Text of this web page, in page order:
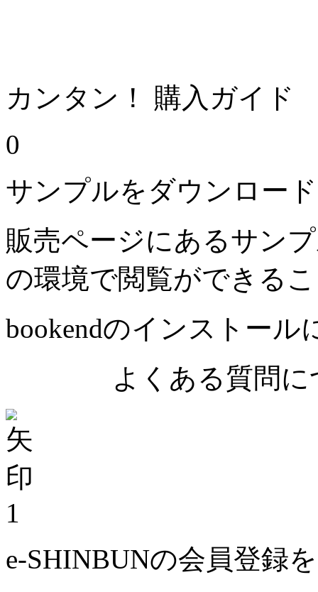
カンタン！ 購入ガイド
0
サンプルをダウンロー
販売ページにあるサン
の環境で閲覧ができる
bookendのインストール
よくある質問に
1
e-SHINBUNの会員登録